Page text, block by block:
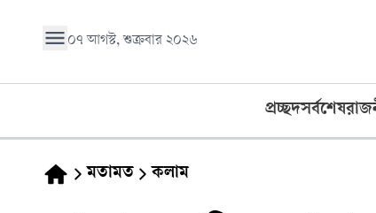
০৭ আগস্ট, শুক্রবার ২০২৬
প্রচ্ছদসর্বশেষ
মতামত কলাম